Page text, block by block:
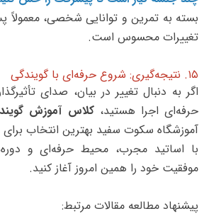
تغییرات محسوس است.
۱۵. نتیجه‌گیری: شروع حرفه‌ای با گویندگی
اگر به دنبال تغییر در بیان، صدای
حرفه‌ای اجرا هستید،کلاس آموزش
آموزشگاه سکوت سفید بهترین انتخاب
با اساتید مجرب، محیط حرفه‌ای و
موفقیت خود را همین امروز آغاز کنید.
پیشنهاد مطالعه مقالات مرتبط: